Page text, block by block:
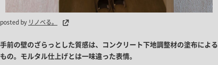
posted by リノベる。
手前の壁のざらっとした質感は、コンクリート下地調整材の塗布による
もの。モルタル仕上げとは一味違った表情。